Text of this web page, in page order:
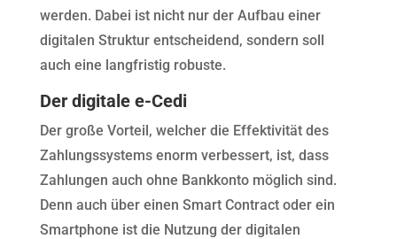
werden. Dabei ist nicht nur der Aufbau einer
digitalen Struktur entscheidend, sondern soll
auch eine langfristig robuste.
Der digitale e-Cedi
Der große Vorteil, welcher die Effektivität des
Zahlungssystems enorm verbessert, ist, dass
Zahlungen auch ohne Bankkonto möglich sind.
Denn auch über einen Smart Contract oder ein
Smartphone ist die Nutzung der digitalen